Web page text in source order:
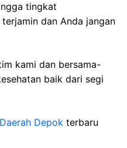
tingkat
dan Anda jangan
kami dan bersama-
baik dari segi
Depok terbaru